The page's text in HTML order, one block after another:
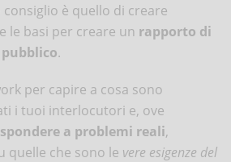
consiglio è quello di creare
le basi per creare un rapporto di
.
per capire a cosa sono
i tuoi interlocutori e, ove
a problemi reali,
quelle che sono le vere esigenze del